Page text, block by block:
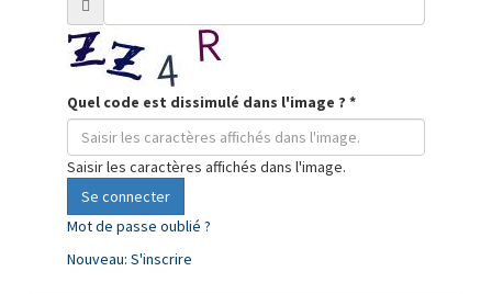
Quel code est dissimulé dans l'image ? *
Saisir les caractères affichés dans l'image.
Se connecter
Mot de passe oublié ?
Nouveau: S'inscrire